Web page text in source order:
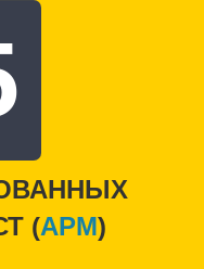
(APM)